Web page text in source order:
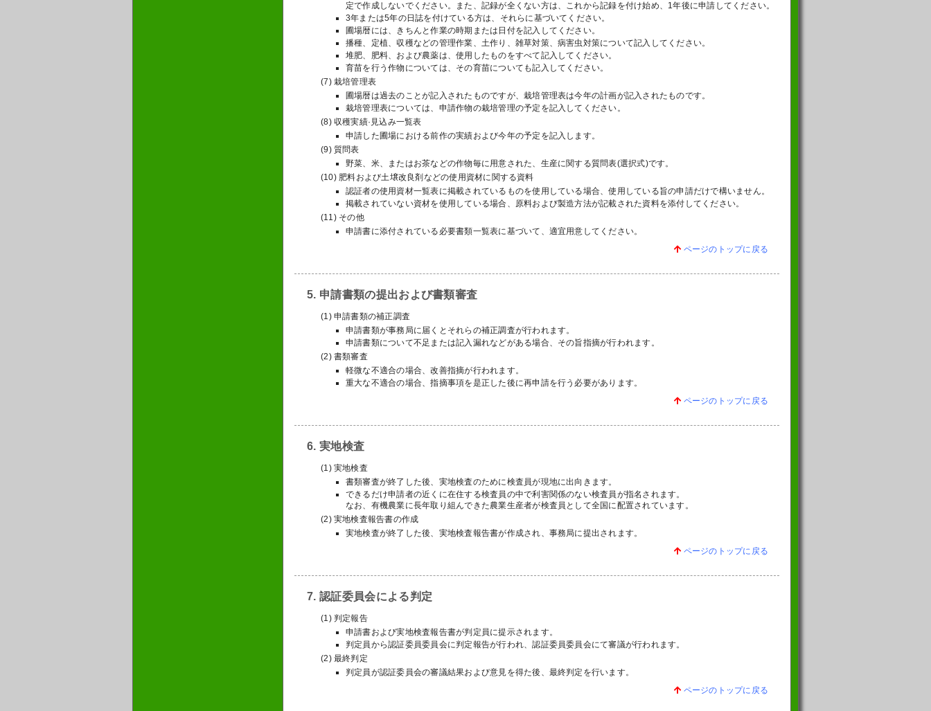
定で作成しないでください。また、記録が全くない方は、これから記録を付け始め、1年後に申請してください。
3年または5年の日誌を付けている方は、それらに基づいてください。
圃場暦には、きちんと作業の時期または日付を記入してください。
播種、定植、収穫などの管理作業、土作り、雑草対策、病害虫対策について記入してください。
堆肥、肥料、および農薬は、使用したものをすべて記入してください。
育苗を行う作物については、その育苗についても記入してください。
栽培管理表
圃場暦は過去のことが記入されたものですが、栽培管理表は今年の計画が記入されたものです。
栽培管理表については、申請作物の栽培管理の予定を記入してください。
収穫実績·見込み一覧表
申請した圃場における前作の実績および今年の予定を記入します。
質問表
野菜、米、またはお茶などの作物毎に用意された、生産に関する質問表(選択式)です。
肥料および土壌改良剤などの使用資材に関する資料
認証者の使用資材一覧表に掲載されているものを使用している場合、使用している旨の申請だけで構いません。
掲載されていない資材を使用している場合、原料および製造方法が記載された資料を添付してください。
その他
申請書に添付されている必要書類一覧表に基づいて、適宜用意してください。
ページのトップに戻る
5. 申請書類の提出および書類審査
申請書類の補正調査
申請書類が事務局に届くとそれらの補正調査が行われます。
申請書類について不足または記入漏れなどがある場合、その旨指摘が行われます。
書類審査
軽微な不適合の場合、改善指摘が行われます。
重大な不適合の場合、指摘事項を是正した後に再申請を行う必要があります。
ページのトップに戻る
6. 実地検査
実地検査
書類審査が終了した後、実地検査のために検査員が現地に出向きます。
できるだけ申請者の近くに在住する検査員の中で利害関係のない検査員が指名されます。
なお、有機農業に長年取り組んできた農業生産者が検査員として全国に配置されています。
実地検査報告書の作成
実地検査が終了した後、実地検査報告書が作成され、事務局に提出されます。
ページのトップに戻る
7. 認証委員会による判定
判定報告
申請書および実地検査報告書が判定員に提示されます。
判定員から認証委員委員会に判定報告が行われ、認証委員委員会にて審議が行われます。
最終判定
判定員が認証委員会の審議結果および意見を得た後、最終判定を行います。
ページのトップに戻る